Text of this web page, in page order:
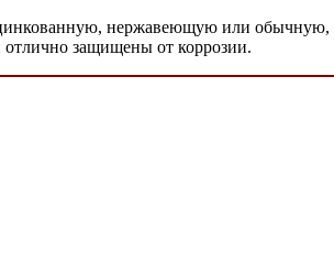
нержавеющую или обычную,
отлично защищены от коррозии.